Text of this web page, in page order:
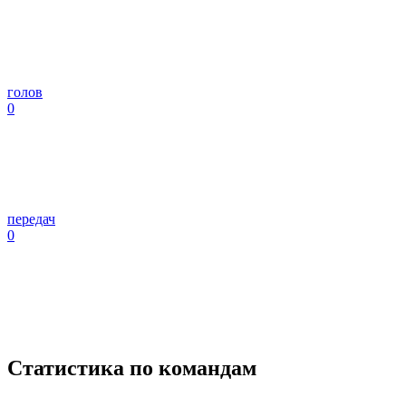
голов
0
передач
0
Статистика по командам